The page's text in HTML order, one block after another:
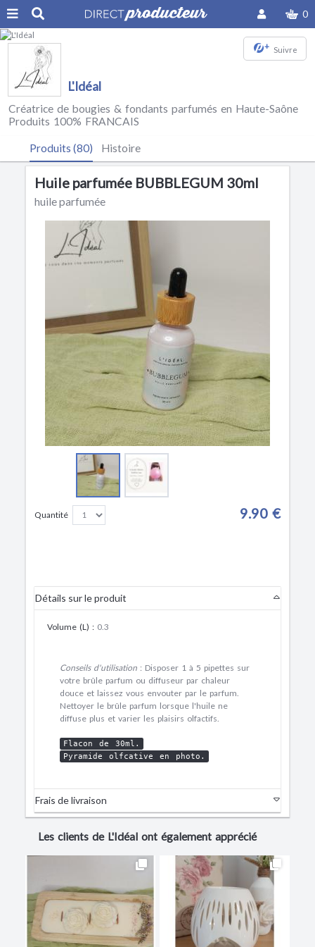
0
+ Suivre
L'Idéal
Créatrice de bougies & fondants parfumés en Haute-Saône
Produits 100% FRANCAIS
Produits (80) Histoire
Huile parfumée BUBBLEGUM 30ml
huile parfumée
Quantité 9.90 €
Détails sur le produit
Volume (L) : 0.3
Conseils d'utilisation : Disposer 1 à 5 pipettes sur
votre brûle parfum ou diffuseur par chaleur
douce et laissez vous envouter par le parfum.
Nettoyer le brûle parfum lorsque l'huile ne
diffuse plus et varier les plaisirs olfactifs.
Flacon de 30ml.
Pyramide olfcative en photo.
Frais de livraison
Les clients de L'Idéal ont également apprécié